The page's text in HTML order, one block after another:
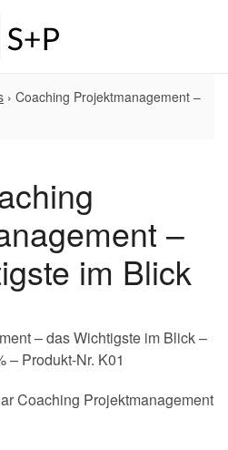
› Coaching Projektmanagement –
–
im Blick
– das Wichtigste im Blick –
– Produkt-Nr. K01
Coaching Projektmanagement